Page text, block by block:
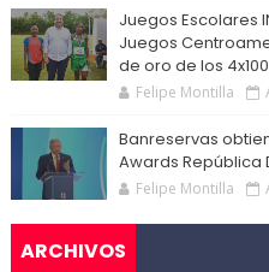
Juegos Escolares
Juegos
de oro de los
Felipe Montilla
Banreservas
Awards República
Felipe Montilla
ARCHIVOS